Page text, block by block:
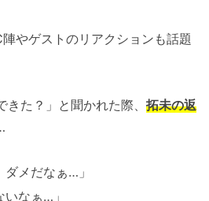
やゲストのリアクションも話題
た？」と聞かれた際、 拓未の返
ダメだなぁ…」
いなぁ…」